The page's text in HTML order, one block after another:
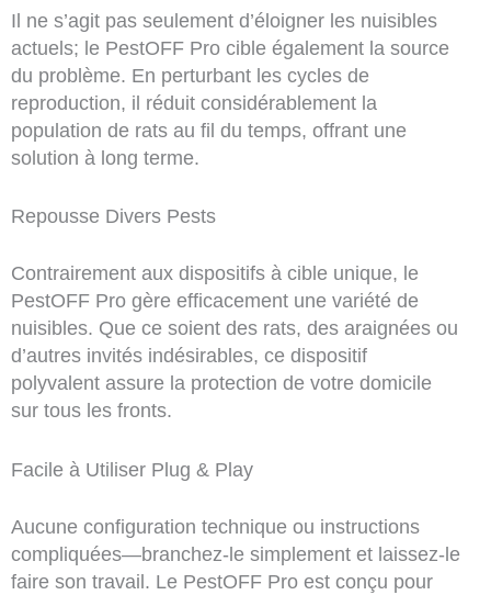
Il ne s’agit pas seulement d’éloigner les nuisibles
actuels; le PestOFF Pro cible également la source
du problème. En perturbant les cycles de
reproduction, il réduit considérablement la
population de rats au fil du temps, offrant une
solution à long terme.
Repousse Divers Pests
Contrairement aux dispositifs à cible unique, le
PestOFF Pro gère efficacement une variété de
nuisibles. Que ce soient des rats, des araignées ou
d’autres invités indésirables, ce dispositif
polyvalent assure la protection de votre domicile
sur tous les fronts.
Facile à Utiliser Plug & Play
Aucune configuration technique ou instructions
compliquées—branchez-le simplement et laissez-le
faire son travail. Le PestOFF Pro est conçu pour